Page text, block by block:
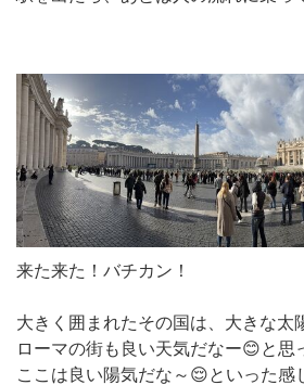
来た来た！バチカン！
大きく囲まれたその国は、大きな太
ローマの街も良い天気だなー😊と思
ここは良い陽気だな～😌といった感